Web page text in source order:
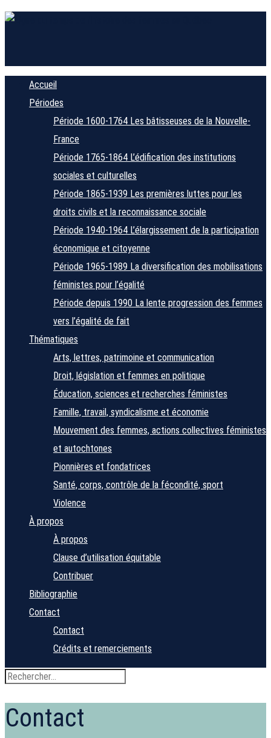
Accueil
Périodes
Période 1600-1764 Les bâtisseuses de la Nouvelle-
France
Période 1765-1864 L’édification des institutions
sociales et culturelles
Période 1865-1939 Les premières luttes pour les
droits civils et la reconnaissance sociale
Période 1940-1964 L’élargissement de la participation
économique et citoyenne
Période 1965-1989 La diversification des mobilisations
féministes pour l’égalité
Période depuis 1990 La lente progression des femmes
vers l’égalité de fait
Thématiques
Arts, lettres, patrimoine et communication
Droit, législation et femmes en politique
Éducation, sciences et recherches féministes
Famille, travail, syndicalisme et économie
Mouvement des femmes, actions collectives féministes
et autochtones
Pionnières et fondatrices
Santé, corps, contrôle de la fécondité, sport
Violence
À propos
À propos
Clause d’utilisation équitable
Contribuer
Bibliographie
Contact
Contact
Crédits et remerciements
Contact